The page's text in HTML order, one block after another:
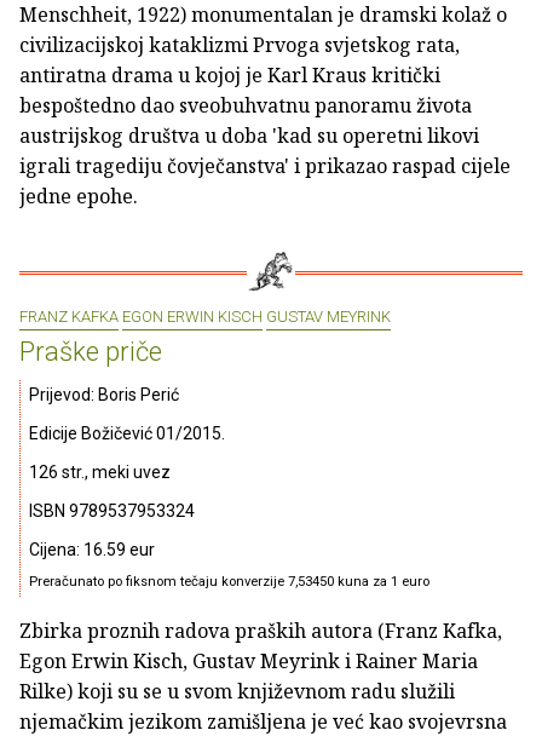
Menschheit, 1922) monumentalan je dramski kolaž o
civilizacijskoj kataklizmi Prvoga svjetskog rata,
antiratna drama u kojoj je Karl Kraus kritički
bespoštedno dao sveobuhvatnu panoramu života
austrijskog društva u doba 'kad su operetni likovi
igrali tragediju čovječanstva' i prikazao raspad cijele
jedne epohe.
FRANZ KAFKA EGON ERWIN KISCH GUSTAV MEYRINK
Praške priče
Prijevod: Boris Perić
Edicije Božičević 01/2015.
126 str., meki uvez
ISBN 9789537953324
Cijena: 16.59 eur
Preračunato po fiksnom tečaju konverzije 7,53450 kuna za 1 euro
Zbirka proznih radova praških autora (Franz Kafka,
Egon Erwin Kisch, Gustav Meyrink i Rainer Maria
Rilke) koji su se u svom književnom radu služili
njemačkim jezikom zamišljena je već kao svojevrsna